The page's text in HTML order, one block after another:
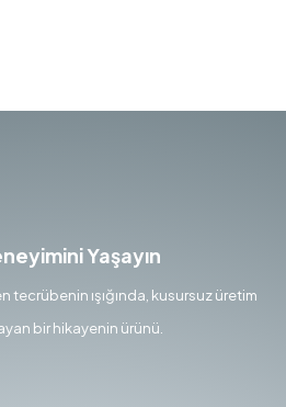
Yaşayın
tecrübenin ışığında, kusursuz üretim
bir hikayenin ürünü.